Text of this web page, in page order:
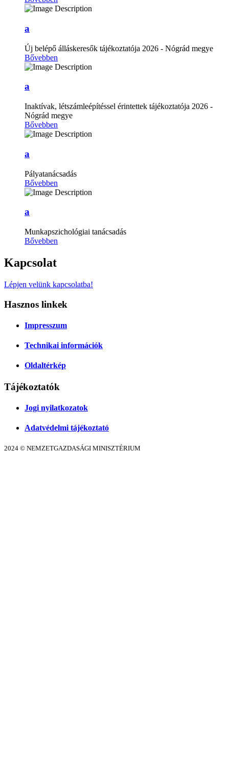
a
Új belépő álláskeresők tájékoztatója 2026 - Nógrád megye
Bővebben
a
Inaktívak, létszámleépítéssel érintettek tájékoztatója 2026 -
Nógrád megye
Bővebben
a
Pályatanácsadás
Bővebben
a
Munkapszichológiai tanácsadás
Bővebben
Kapcsolat
Lépjen velünk kapcsolatba!
Hasznos linkek
Impresszum
Technikai információk
Oldaltérkép
Tájékoztatók
Jogi nyilatkozatok
Adatvédelmi tájékoztató
2024 © NEMZETGAZDASÁGI MINISZTÉRIUM